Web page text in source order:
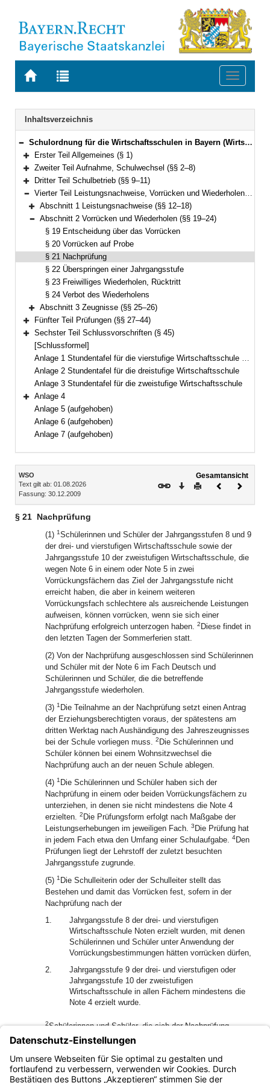
Zur
BAYERN.RECHT
Zur
letzten
Suche
Toggle
Navigation
Inhaltsverzeichnis
Bereich reduzieren
Schulordnung für die Wirtschaftsschulen in Bayern (Wirtschaftsschulordnung – WSO) Vom 30. Dezember 2009 (GVBl. 2010 S. 17, 227) BayRS 2236-5-1-K (§§ 1–45)
Bereich erweitern
Erster Teil Allgemeines (§ 1)
Bereich erweitern
Zweiter Teil Aufnahme, Schulwechsel (§§ 2–8)
Bereich erweitern
Dritter Teil Schulbetrieb (§§ 9–11)
Bereich reduzieren
Vierter Teil Leistungsnachweise, Vorrücken und Wiederholen, Zeugnisse (§§ 12–26)
Bereich erweitern
Abschnitt 1 Leistungsnachweise (§§ 12–18)
Bereich reduzieren
Abschnitt 2 Vorrücken und Wiederholen (§§ 19–24)
§ 19 Entscheidung über das Vorrücken
§ 20 Vorrücken auf Probe
§ 21 Nachprüfung
§ 22 Überspringen einer Jahrgangsstufe
§ 23 Freiwilliges Wiederholen, Rücktritt
§ 24 Verbot des Wiederholens
Bereich erweitern
Abschnitt 3 Zeugnisse (§§ 25–26)
Bereich erweitern
Fünfter Teil Prüfungen (§§ 27–44)
Bereich erweitern
Sechster Teil Schlussvorschriften (§ 45)
[Schlussformel]
Anlage 1 Stundentafel für die vierstufige Wirtschaftsschule mit Vorklasse
Anlage 2 Stundentafel für die dreistufige Wirtschaftsschule
Anlage 3 Stundentafel für die zweistufige Wirtschaftsschule
Bereich erweitern
Anlage 4
Anlage 5 (aufgehoben)
Anlage 6 (aufgehoben)
Anlage 7 (aufgehoben)
Inhalt
WSO
Text gilt ab: 01.08.2026
Fassung: 30.12.2009
Gesamtansicht
Download
DruckenVorheriges
§ 21 Nachprüfung
(1) 1Schülerinnen und Schüler der Jahrgangsstufen 8 und 9
der drei- und vierstufigen Wirtschaftsschule sowie der
Jahrgangsstufe 10 der zweistufigen Wirtschaftsschule, die
wegen Note 6 in einem oder Note 5 in zwei
Vorrückungsfächern das Ziel der Jahrgangsstufe nicht
erreicht haben, die aber in keinem weiteren
Vorrückungsfach schlechtere als ausreichende Leistungen
aufweisen, können vorrücken, wenn sie sich einer
Nachprüfung erfolgreich unterzogen haben. 2 Diese findet in
den letzten Tagen der Sommerferien statt.
(2) Von der Nachprüfung ausgeschlossen sind Schülerinnen
und Schüler mit der Note 6 im Fach Deutsch und
Schülerinnen und Schüler, die die betreffende
Jahrgangsstufe wiederholen.
(3) 1 Die Teilnahme an der Nachprüfung setzt einen Antrag
der Erziehungsberechtigten voraus, der spätestens am
dritten Werktag nach Aushändigung des Jahreszeugnisses
bei der Schule vorliegen muss. 2 Die Schülerinnen und
Schüler können bei einem Wohnsitzwechsel die
Nachprüfung auch an der neuen Schule ablegen.
(4) 1 Die Schülerinnen und Schüler haben sich der
Nachprüfung in einem oder beiden Vorrückungsfächern zu
unterziehen, in denen sie nicht mindestens die Note 4
erzielten. 2 Die Prüfungsform erfolgt nach Maßgabe der
Leistungserhebungen im jeweiligen Fach. 3 Die Prüfung hat
in jedem Fach etwa den Umfang einer Schulaufgabe. 4Den
Prüfungen liegt der Lehrstoff der zuletzt besuchten
Jahrgangsstufe zugrunde.
(5) 1 Die Schulleiterin oder der Schulleiter stellt das
Bestehen und damit das Vorrücken fest, sofern in der
Nachprüfung nach der
1.
Jahrgangsstufe 8 der drei- und vierstufigen
Wirtschaftsschule Noten erzielt wurden, mit denen
Schülerinnen und Schüler unter Anwendung der
Vorrückungsbestimmungen hätten vorrücken dürfen,
2.
Jahrgangsstufe 9 der drei- und vierstufigen oder
Jahrgangsstufe 10 der zweistufigen
Wirtschaftsschule in allen Fächern mindestens die
Note 4 erzielt wurde.
2Schülerinnen und Schüler, die sich der Nachprüfung
erfolgreich unterzogen haben, erhalten im Jahreszeugnis
einen Vermerk darüber, dass sie auf Grund einer
bestandenen Nachprüfung in die nächst höhere
Jahrgangsstufe vorrücken dürfen.